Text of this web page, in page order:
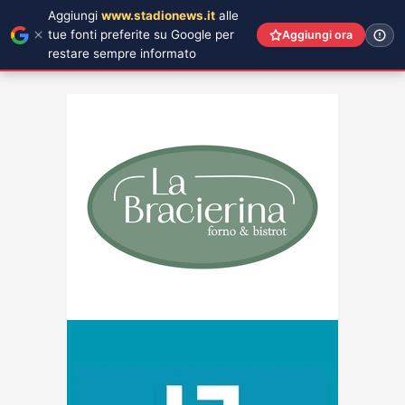
Aggiungi www.stadionews.it alle
tue fonti preferite su Google per
restare sempre informato
Aggiungi ora